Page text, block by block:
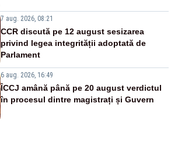
7 aug. 2026, 08:21
CCR discută pe 12 august sesizarea
privind legea integrității adoptată de
Parlament
6 aug. 2026, 16:49
ÎCCJ amână până pe 20 august verdictul
în procesul dintre magistrați și Guvern